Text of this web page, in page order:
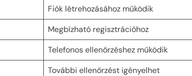
Fiók létrehozásához működik
Megbízható regisztrációhoz
Telefonos ellenőrzéshez működik
További ellenőrzést igényelhet